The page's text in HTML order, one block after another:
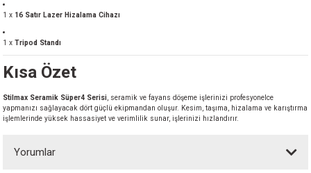
1 x 16 Satır Lazer Hizalama Cihazı
1 x Tripod Standı
Kısa Özet
Stilmax Seramik Süper4 Serisi , seramik ve fayans döşeme işlerinizi profesyonelce
yapmanızı sağlayacak dört güçlü ekipmandan oluşur. Kesim, taşıma, hizalama ve karıştırma
işlemlerinde yüksek hassasiyet ve verimlilik sunar, işlerinizi hızlandırır.
Yorumlar